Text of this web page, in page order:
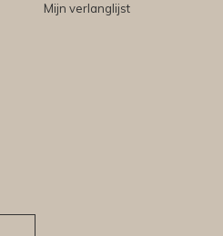
Mijn verlanglijst